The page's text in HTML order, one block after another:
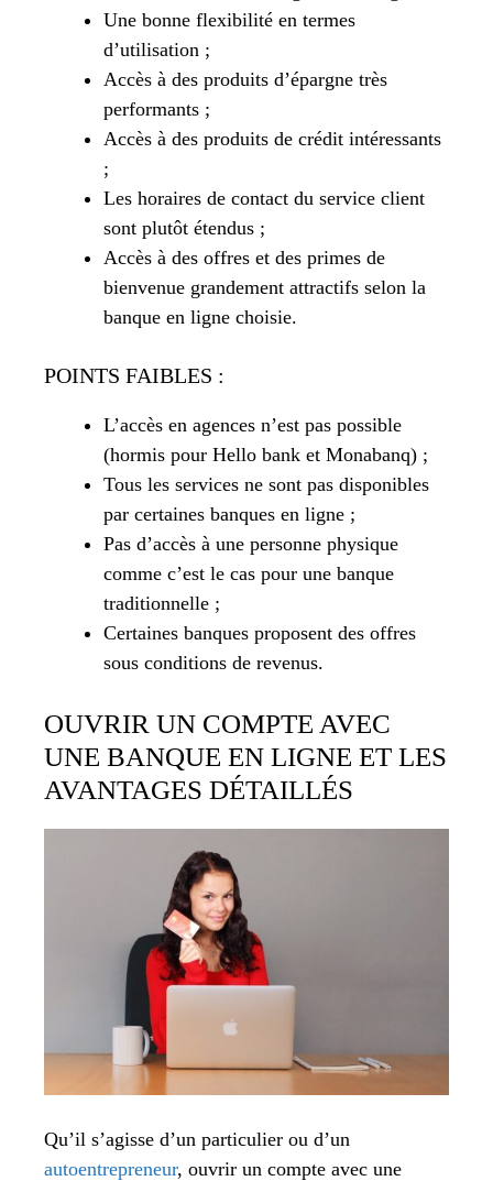
Une bonne flexibilité en termes
d’utilisation ;
Accès à des produits d’épargne très
performants ;
Accès à des produits de crédit intéressants
;
Les horaires de contact du service client
sont plutôt étendus ;
Accès à des offres et des primes de
bienvenue grandement attractifs selon la
banque en ligne choisie.
POINTS FAIBLES :
L’accès en agences n’est pas possible
(hormis pour Hello bank et Monabanq) ;
Tous les services ne sont pas disponibles
par certaines banques en ligne ;
Pas d’accès à une personne physique
comme c’est le cas pour une banque
traditionnelle ;
Certaines banques proposent des offres
sous conditions de revenus.
OUVRIR UN COMPTE AVEC
UNE BANQUE EN LIGNE ET LES
AVANTAGES DÉTAILLÉS
Qu’il s’agisse d’un particulier ou d’un
autoentrepreneur, ouvrir un compte avec une